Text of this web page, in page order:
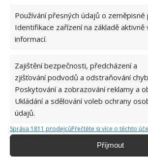
Používání přesných údajů o zeměpisné
Identifikace zařízení na základě aktivně
informací.
Zajištění bezpečnosti, předcházení a
zjišťování podvodů a odstraňování
Poskytování a zobrazování reklamy a
Ukládání a sdělování voleb ochrany
údajů.
Správa 1811 prodejcůPřečtěte si více o těchto
Příjmout
horní část kořenového balu byla v
půdy. Ujistěte se, že jstena okraji
místa, abyste zabránili stékání
půdy. Půdu udržujte lehce vlhkou,
zalévejte pouze tehdy, když je
jeden až dva centimetry suchá.
Zdroj: